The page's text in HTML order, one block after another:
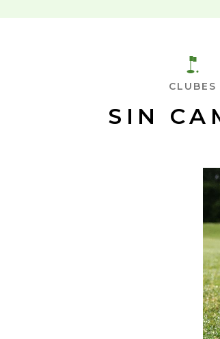
CLUBES
SIN